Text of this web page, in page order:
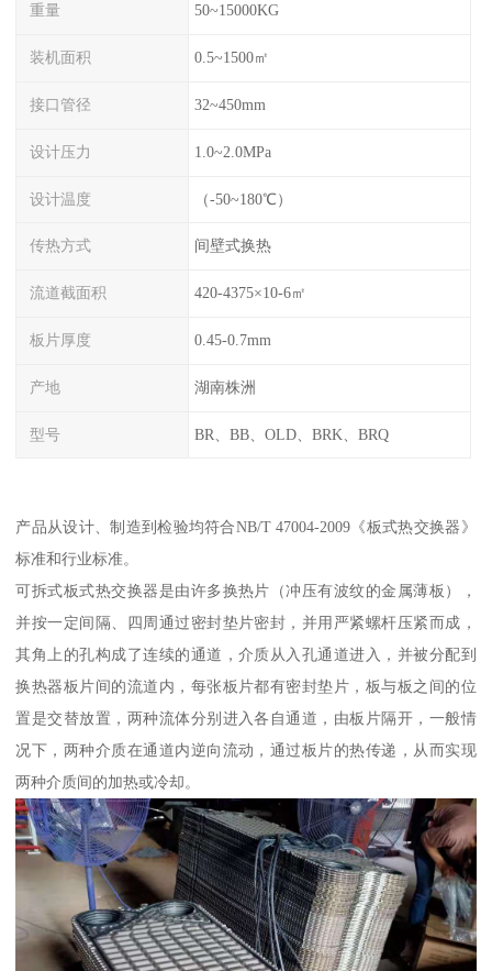
重量 50~15000KG
装机面积 0.5~1500㎡
接口管径 32~450mm
设计压力 1.0~2.0MPa
设计温度 （-50~180℃）
传热方式 间壁式换热
流道截面积 420-4375×10-6㎡
板片厚度 0.45-0.7mm
产地 湖南株洲
型号 BR、BB、OLD、BRK、BRQ
产品从设计、制造到检验均符合NB/T 47004-2009《板式热交换器》
标准和行业标准。
可拆式板式热交换器是由许多换热片（冲压有波纹的金属薄板），
并按一定间隔、四周通过密封垫片密封，并用严紧螺杆压紧而成，
其角上的孔构成了连续的通道，介质从入孔通道进入，并被分配到
换热器板片间的流道内，每张板片都有密封垫片，板与板之间的位
置是交替放置，两种流体分别进入各自通道，由板片隔开，一般情
况下，两种介质在通道内逆向流动，通过板片的热传递，从而实现
两种介质间的加热或冷却。